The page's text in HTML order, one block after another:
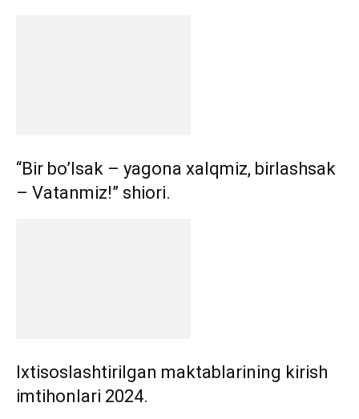
“Bir bo’lsak – yagona xalqmiz, birlashsak
– Vatanmiz!” shiori.
Ixtisoslashtirilgan maktablarining kirish
imtihonlari 2024.